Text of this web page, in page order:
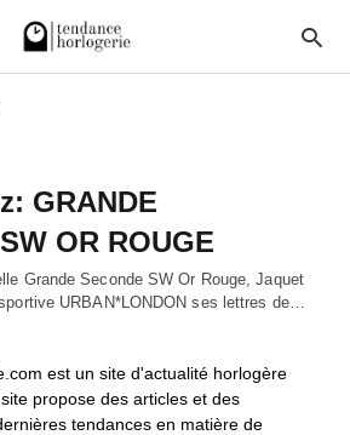
GRANDE
OR ROUGE
Grande Seconde SW Or Rouge, Jaquet
URBAN*LONDON ses lettres de…
est un site d'actualité horlogère
propose des articles et des
tendances en matière de